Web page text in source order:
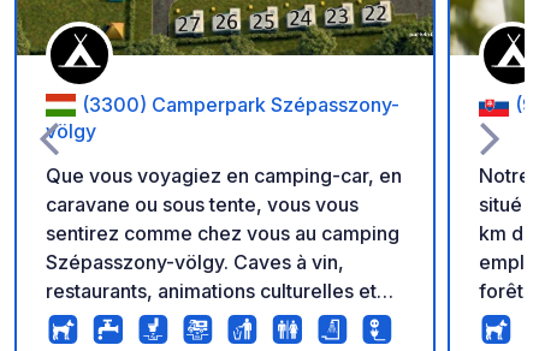
(3300) Camperpark Szépasszony-
völgy
Que vous voyagiez en camping-car, en
caravane ou sous tente, vous vous
sentirez comme chez vous au camping
Szépasszony-völgy. Caves à vin,
restaurants, animations culturelles et
fraîcheur vous y attendent, à seulement
Notre
situé
km
forêt
la